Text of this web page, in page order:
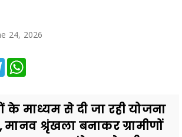
माध्यम से दी जा रही योजना
का संदेश* *केन्द्रीय
...